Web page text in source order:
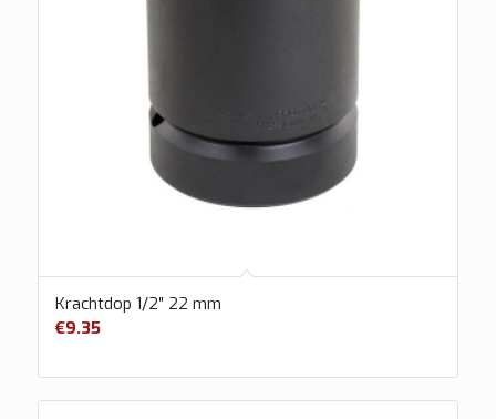
Krachtdop 1/2″ 22 mm
€9.35